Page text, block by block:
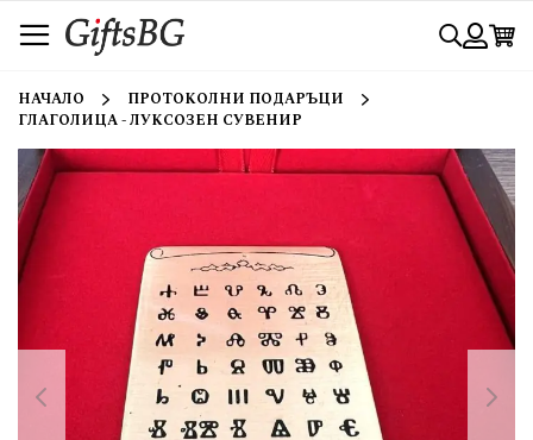
към
съдържанието
Търси
НАЧАЛО
ПРОТОКОЛНИ ПОДАРЪЦИ
ГЛАГОЛИЦА - ЛУКСОЗЕН СУВЕНИР